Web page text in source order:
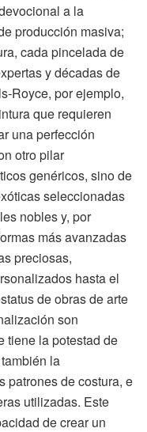
a la
producción masiva;
cada pincelada de
y décadas de
Royce, por ejemplo,
que requieren
una perfección
otro pilar
genéricos, sino de
seleccionadas
nobles y, por
más avanzadas
preciosas,
hasta el
de obras de arte
son
tiene la potestad de
la
patrones de costura, e
utilizadas. Este
de crear un